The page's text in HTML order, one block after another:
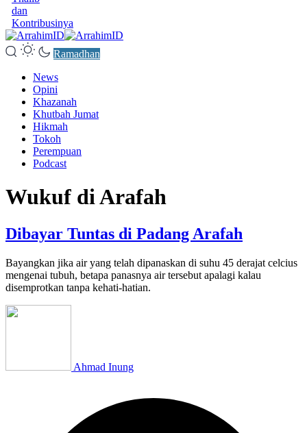
dan
Kontribusinya
Ramadhan
News
Opini
Khazanah
Khutbah Jumat
Hikmah
Tokoh
Perempuan
Podcast
Wukuf di Arafah
Dibayar Tuntas di Padang Arafah
Bayangkan jika air yang telah dipanaskan di suhu 45 derajat celcius
mengenai tubuh, betapa panasnya air tersebut apalagi kalau
disemprotkan tanpa kehati-hatian.
Ahmad Inung